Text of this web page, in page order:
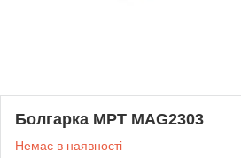
Болгарка MPT MAG2303
Немає в наявності